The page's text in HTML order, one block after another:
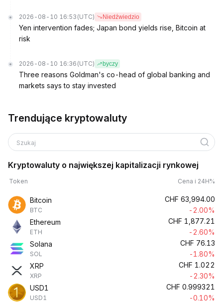
2026-08-10 16:53 (UTC) Niedźwiedzio
Yen intervention fades; Japan bond yields rise, Bitcoin at
risk
2026-08-10 16:36 (UTC) byczy
Three reasons Goldman's co-head of global banking and
markets says to stay invested
Trendujące kryptowaluty
Szukaj
Kryptowaluty o największej kapitalizacji rynkowej
Token Cena i 24H%
Bitcoin
BTC
CHF 63,994.00
-2.00%
Ethereum
ETH
CHF 1,877.21
-2.60%
Solana
SOL
CHF 76.13
-1.80%
XRP
XRP
CHF 1.022
-2.30%
USD1
USD1
CHF 0.999321
-0.10%